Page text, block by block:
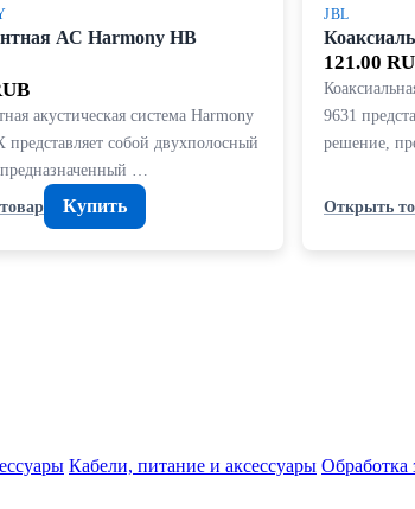
АС Harmony HB
акустическая система Harmony
собой двухполосный
…
Купить
JBL
121.00
9631
решение,
Открыть
Кабели, питание и аксессуары Обработка